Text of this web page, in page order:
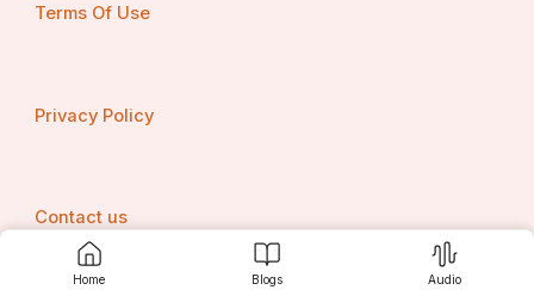
Home Blogs Audio
Terms Of Use
Privacy Policy
Contact us